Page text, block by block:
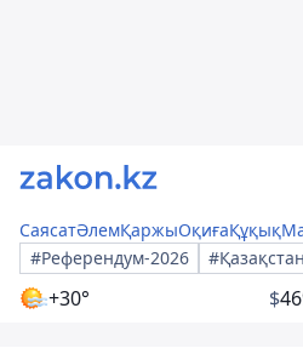
СаясатӘлемҚаржыОқиғаҚұқық
#Референдум-2026
+30° $